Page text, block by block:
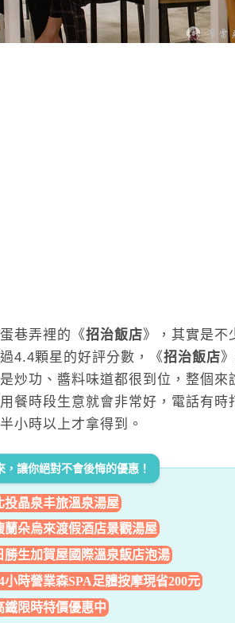
巷弄裡的《招治飯店》，其實是不
4.4顆星的好評分數，《招治飯店
炒功、醬料味道都很到位，整個
餐時段生意就會非常好，電話有時
小時以上才拿得到。
，讓你絕對不會後悔的優惠！
投晶泉丰旅溫泉湯屋
蘭朵烏來渡假酒店景觀湯屋
勝生加賀屋國際溫泉飯店泡湯
小時營業森SPA足體按摩現省200元
鐵限時特價優惠中